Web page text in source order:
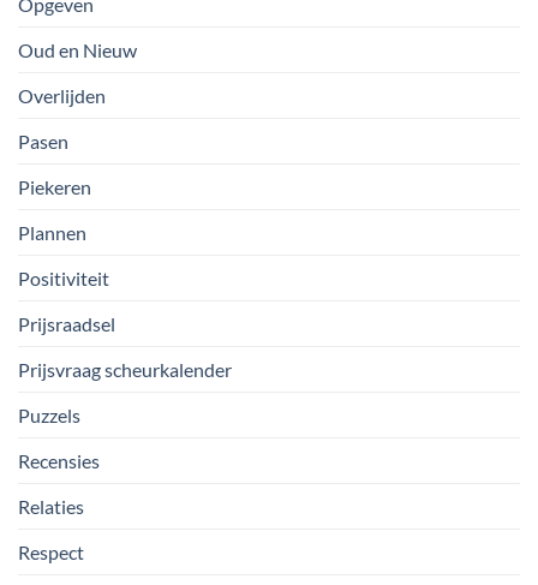
Opgeven
Oud en Nieuw
Overlijden
Pasen
Piekeren
Plannen
Positiviteit
Prijsraadsel
Prijsvraag scheurkalender
Puzzels
Recensies
Relaties
Respect